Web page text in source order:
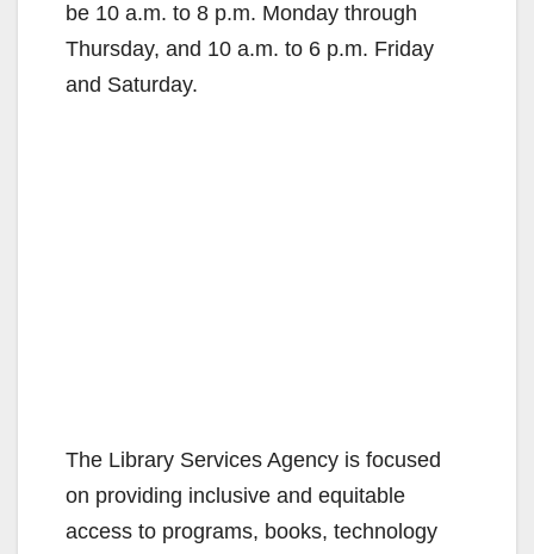
be 10 a.m. to 8 p.m. Monday through
Thursday, and 10 a.m. to 6 p.m. Friday
and Saturday.
The Library Services Agency is focused
on providing inclusive and equitable
access to programs, books, technology